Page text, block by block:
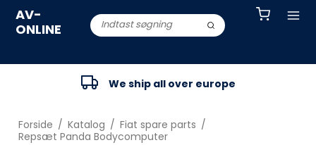
AV-
ONLINE
We ship all over europe
Forside / Katalog / Fiat spare parts /
Repsæt Panda Bodycomputer